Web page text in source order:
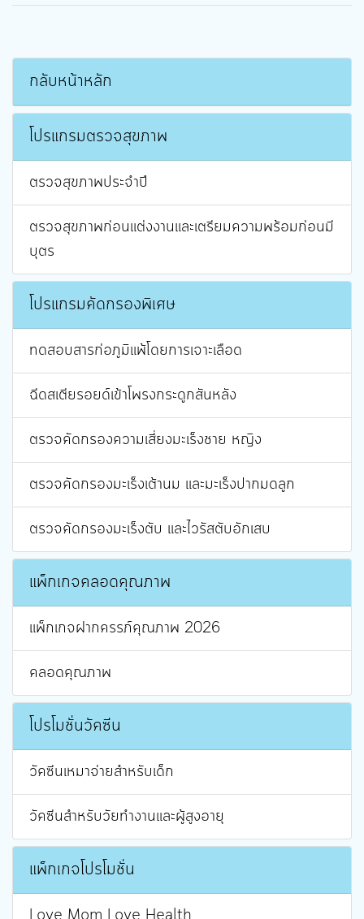
กลับหน้าหลัก
โปรแกรมตรวจสุขภาพ
ตรวจสุขภาพประจำปี
ตรวจสุขภาพก่อนแต่งงานและเตรียมความพร้อมก่อนมี
บุตร
โปรแกรมคัดกรองพิเศษ
ทดสอบสารก่อภูมิแพ้โดยการเจาะเลือด
ฉีดสเตียรอยด์เข้าโพรงกระดูกสันหลัง
ตรวจคัดกรองความเสี่ยงมะเร็งชาย หญิง
ตรวจคัดกรองมะเร็งเต้านม และมะเร็งปากมดลูก
ตรวจคัดกรองมะเร็งตับ และไวรัสตับอักเสบ
แพ็กเกจคลอดคุณภาพ
แพ็กเกจฝากครรภ์คุณภาพ 2026
คลอดคุณภาพ
โปรโมชั่นวัคซีน
วัคซีนเหมาจ่ายสำหรับเด็ก
วัคซีนสำหรับวัยทำงานและผู้สูงอายุ
แพ็กเกจโปรโมชั่น